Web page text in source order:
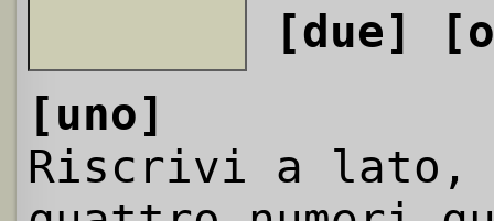
[due]
[uno]
Riscrivi a